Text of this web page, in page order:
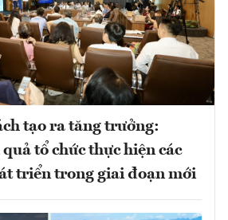
tạo ra tăng trưởng:
tổ chức thực hiện các
triển trong giai đoạn mới